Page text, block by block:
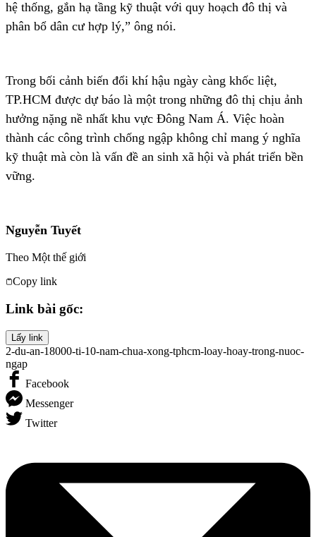
hệ thống, gắn hạ tầng kỹ thuật với quy hoạch đô thị và
phân bổ dân cư hợp lý,” ông nói.
Trong bối cảnh biến đổi khí hậu ngày càng khốc liệt,
TP.HCM được dự báo là một trong những đô thị chịu ảnh
hưởng nặng nề nhất khu vực Đông Nam Á. Việc hoàn
thành các công trình chống ngập không chỉ mang ý nghĩa
kỹ thuật mà còn là vấn đề an sinh xã hội và phát triển bền
vững.
Nguyễn Tuyết
Theo Một thế giới
Copy link
Link bài gốc:
Lấy link
2-du-an-18000-ti-10-nam-chua-xong-tphcm-loay-hoay-trong-nuoc-
ngap
Facebook
Messenger
Twitter